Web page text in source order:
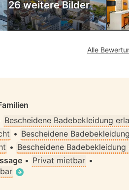
26 weitere Bilder
Alle
Bescheidene Badebekleidung
• Bescheidene
• Bescheidene Badebekleidung
• Privat mietbar •